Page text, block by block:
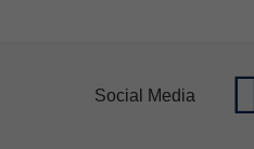
Social Media